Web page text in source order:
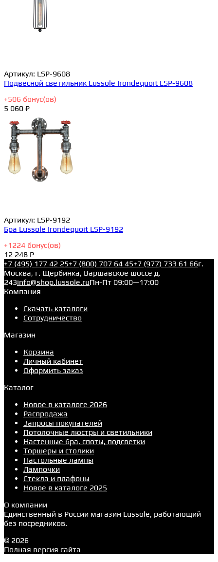
Артикул: LSP-9608
Подвесной светильник Lussole Irondequoit LSP-9608
+506 бонус(ов)
5 060 ₽
Артикул: LSP-9192
Бра Lussole Irondequoit LSP-9192
+1224 бонус(ов)
12 248 ₽
+7 (495) 177 42 25+7 (800) 707 64 45+7 (977) 733 61 66г.
Москва, г. Щербинка, Варшавское шоссе д.
243info@shop.lussole.ruПн-Пт 09:00—17:00
Компания
Скачать каталоги
Сотрудничество
Магазин
Корзина
Личный кабинет
Оформить заказ
Каталог
Новое в каталоге 2026
Распродажа
Запросы покупателей
Потолочные люстры и светильники
Настенные бра, споты, подсветки
Торшеры и столики
Настольные лампы
Лампочки
Стекла и плафоны
Новое в каталоге 2025
О компании
Единственный в России магазин Lussole, работающий
без посредников.
© 2026
Полная версия сайта